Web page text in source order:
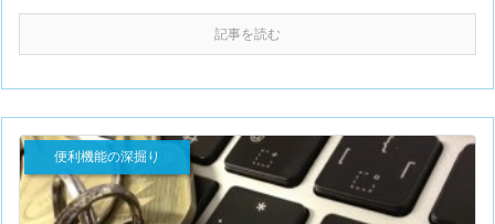
記事を読む
便利機能の深掘り